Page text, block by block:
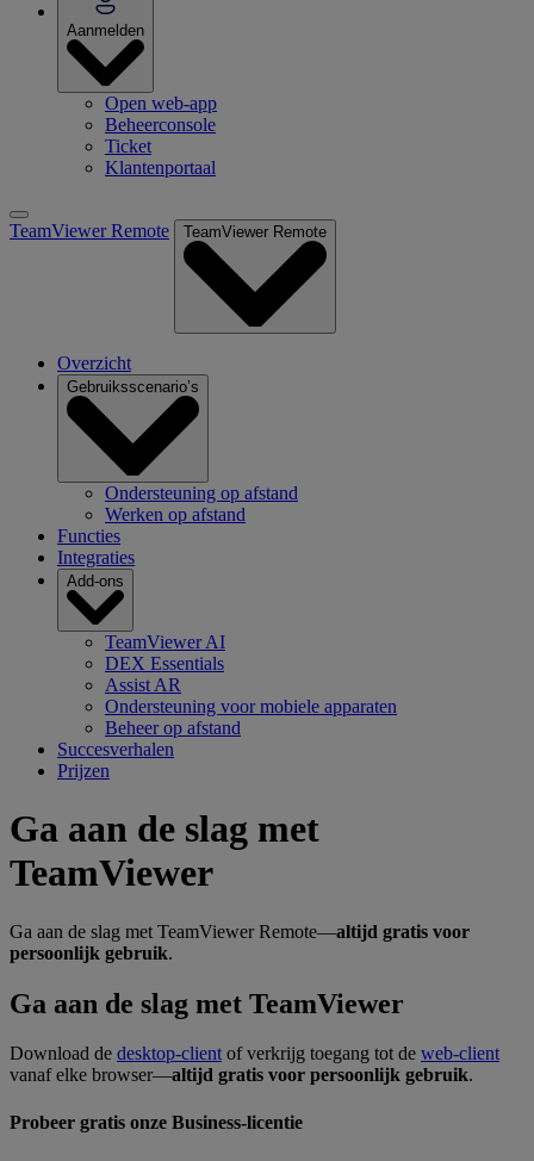
Aanmelden
Open web-app
Beheerconsole
Ticket
Klantenportaal
TeamViewer Remote TeamViewer Remote
Overzicht
Gebruiksscenario’s
Ondersteuning op afstand
Werken op afstand
Functies
Integraties
Add-ons
TeamViewer AI
DEX Essentials
Assist AR
Ondersteuning voor mobiele apparaten
Beheer op afstand
Succesverhalen
Prijzen
Ga aan de slag met
TeamViewer
Ga aan de slag met TeamViewer Remote—altijd gratis voor
persoonlijk gebruik.
Ga aan de slag met TeamViewer
Download de desktop-clientof verkrijg toegang tot de web-client
vanaf elke browser—altijd gratis voor persoonlijk gebruik.
Probeer gratis onze Business-licentie